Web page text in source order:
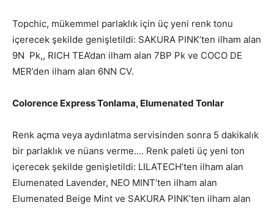
Topchic, mükemmel parlaklık için üç yeni renk tonu
içerecek şekilde genişletildi: SAKURA PINK’ten ilham alan
9N Pk,, RICH TEA’dan ilham alan 7BP Pk ve COCO DE
MER’den ilham alan 6NN CV.
Colorence Express Tonlama, Elumenated Tonlar
Renk açma veya aydınlatma servisinden sonra 5 dakikalık
bir parlaklık ve nüans verme…. Renk paleti üç yeni ton
içerecek şekilde genişletildi: LILATECH’ten ilham alan
Elumenated Lavender, NEO MINT’ten ilham alan
Elumenated Beige Mint ve SAKURA PINK’ten ilham alan